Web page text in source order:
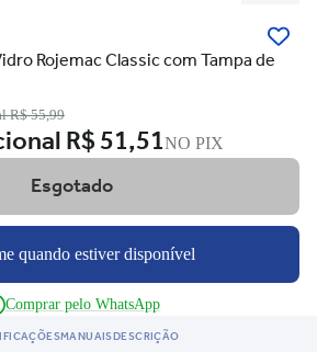
Rojemac Classic com Tampa de
R$ 55,99
R$ 51,51NO PIX
Esgotado
quando estiver disponível
Comprar pelo WhatsApp
MANUAISDESCRIÇÃO